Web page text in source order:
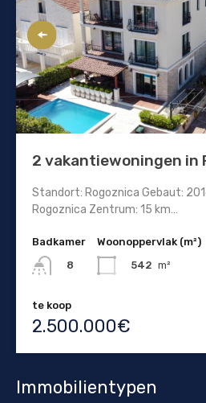
2 vakantiewoningen in
Standort: Rogoznica Gebaut:
Rogoznica Zentrum: 15 km…
Badkamer
8
Woonoppervlak (m²)
542 m²
te koop
2.500.000€
Immobilientypen